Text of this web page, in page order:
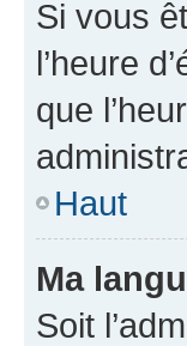
Si vous
l’heure
que
Haut
Ma
Soit